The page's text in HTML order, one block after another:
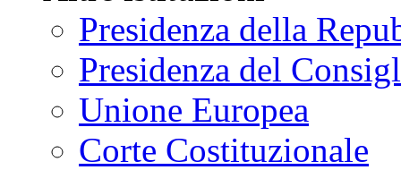
Presidenza della
Presidenza del
Unione Europea
Corte Costituzionale